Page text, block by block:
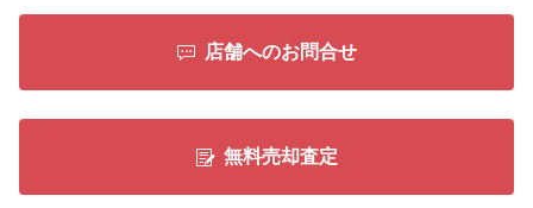
店舗へのお問合せ
無料売却査定